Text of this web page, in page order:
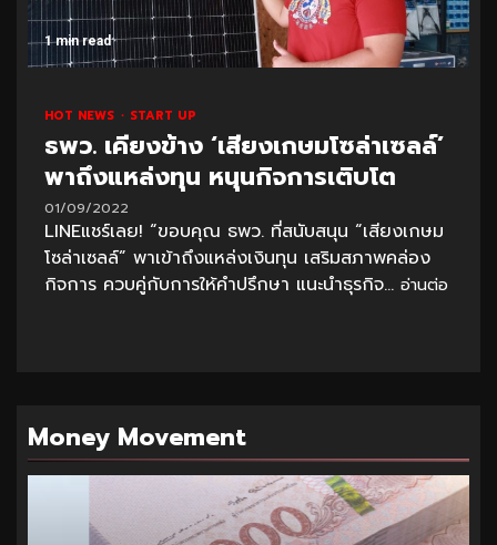
1 min read
HOT NEWS START UP
ธพว. เคียงข้าง ‘เสียงเกษมโซล่าเซลล์’
พาถึงแหล่งทุน หนุนกิจการเติบโต
01/09/2022
LINEแชร์เลย! “ขอบคุณ ธพว. ที่สนับสนุน “เสียงเกษม
โซล่าเซลล์” พาเข้าถึงแหล่งเงินทุน เสริมสภาพคล่อง
กิจการ ควบคู่กับการให้คำปรึกษา แนะนำธุรกิจ... อ่านต่อ
Money Movement